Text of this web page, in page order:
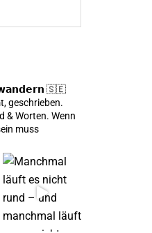
🇸🇪
geschrieben.
& Worten. Wenn
muss